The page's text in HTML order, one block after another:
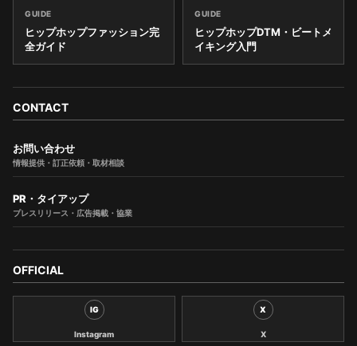
GUIDE
ヒップホップファッション完
全ガイド
GUIDE
ヒップホップDTM・ビートメ
イキング入門
CONTACT
お問い合わせ
情報提供・訂正依頼・取材相談
PR・タイアップ
プレスリリース・広告掲載・協業
OFFICIAL
IG
Instagram
X
X